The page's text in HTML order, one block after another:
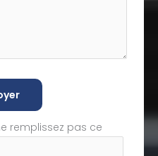
remplissez pas ce